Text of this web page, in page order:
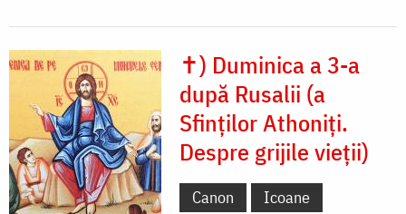
✝) Duminica a 3-a
după Rusalii (a
Sfinților Athoniți.
Despre grijile vieții)
Canon
Icoane